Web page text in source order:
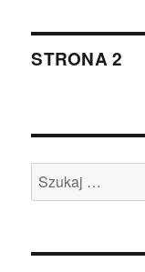
Nawigacja
wpisach
STRONA2
Szukaj: